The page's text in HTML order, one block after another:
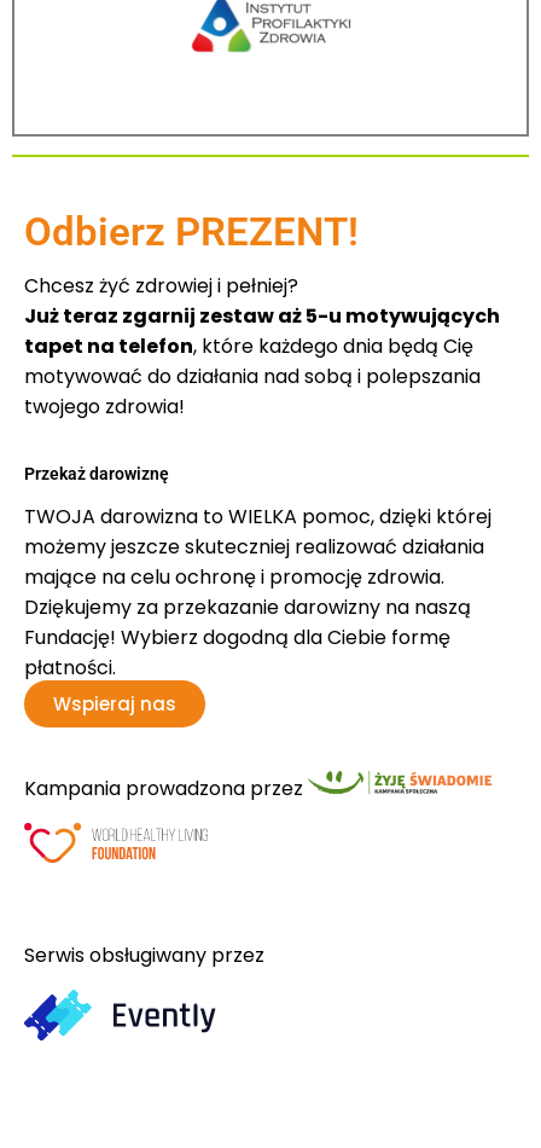
Odbierz PREZENT!
Chcesz żyć zdrowiej i pełniej?
Już teraz zgarnij zestaw aż 5-u motywujących
tapet na telefon, które każdego dnia będą Cię
motywować do działania nad sobą i polepszania
twojego zdrowia!
Przekaż darowiznę
TWOJA darowizna to WIELKA pomoc, dzięki której
możemy jeszcze skuteczniej realizować działania
mające na celu ochronę i promocję zdrowia.
Dziękujemy za przekazanie darowizny na naszą
Fundację! Wybierz dogodną dla Ciebie formę
płatności.
Wspieraj nas
Kampania prowadzona przez
Serwis obsługiwany przez